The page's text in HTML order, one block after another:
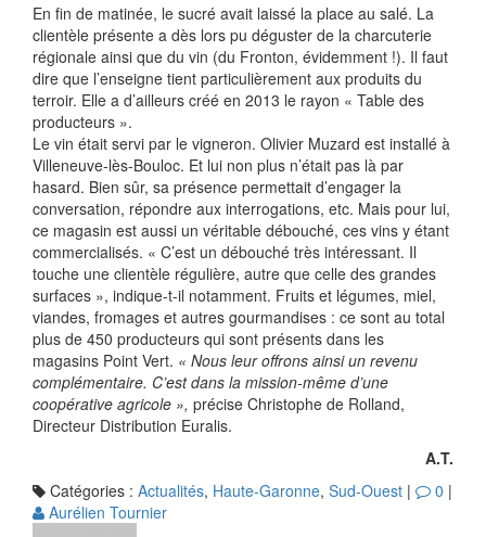
En fin de matinée, le sucré avait laissé la place au salé. La
clientèle présente a dès lors pu déguster de la charcuterie
régionale ainsi que du vin (du Fronton, évidemment !). Il faut
dire que l’enseigne tient particulièrement aux produits du
terroir. Elle a d’ailleurs créé en 2013 le rayon « Table des
producteurs ».
Le vin était servi par le vigneron. Olivier Muzard est installé à
Villeneuve-lès-Bouloc. Et lui non plus n’était pas là par
hasard. Bien sûr, sa présence permettait d’engager la
conversation, répondre aux interrogations, etc. Mais pour lui,
ce magasin est aussi un véritable débouché, ces vins y étant
commercialisés. « C’est un débouché très intéressant. Il
touche une clientèle régulière, autre que celle des grandes
surfaces », indique-t-il notamment. Fruits et légumes, miel,
viandes, fromages et autres gourmandises : ce sont au total
plus de 450 producteurs qui sont présents dans les
magasins Point Vert. « Nous leur offrons ainsi un revenu
complémentaire. C’est dans la mission-même d’une
coopérative agricole », précise Christophe de Rolland,
Directeur Distribution Euralis.
A.T.
Catégories : Actualités, Haute-Garonne, Sud-Ouest | 0 |
Aurélien Tournier